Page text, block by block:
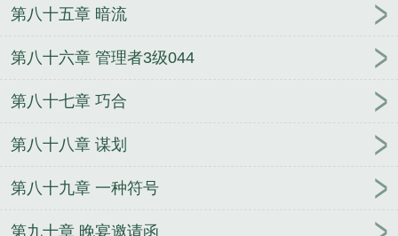
第八十五章 暗流
第八十六章 管理者3级044
第八十七章 巧合
第八十八章 谋划
第八十九章 一种符号
第九十章 晚宴邀请函